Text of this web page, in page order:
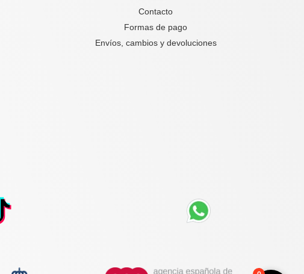
Contacto
Formas de pago
Envíos, cambios y devoluciones